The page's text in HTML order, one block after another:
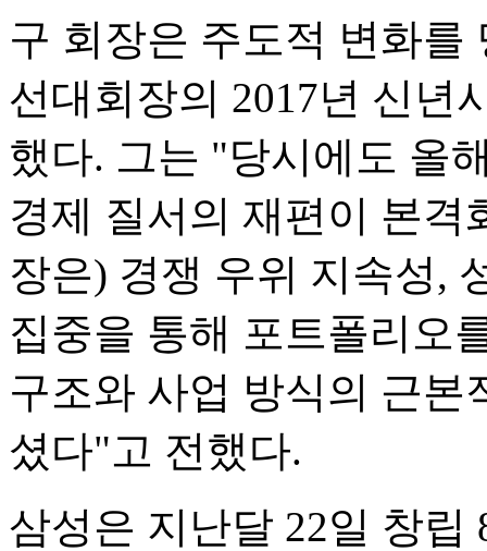
구 회장은 주도적 변화를
선대회장의 2017년 신년
했다. 그는 "당시에도 올
경제 질서의 재편이 본
장은) 경쟁 우위 지속성,
집중을 통해 포트폴리오
구조와 사업 방식의 근
셨다"고 전했다.
삼성은 지난달 22일 창립